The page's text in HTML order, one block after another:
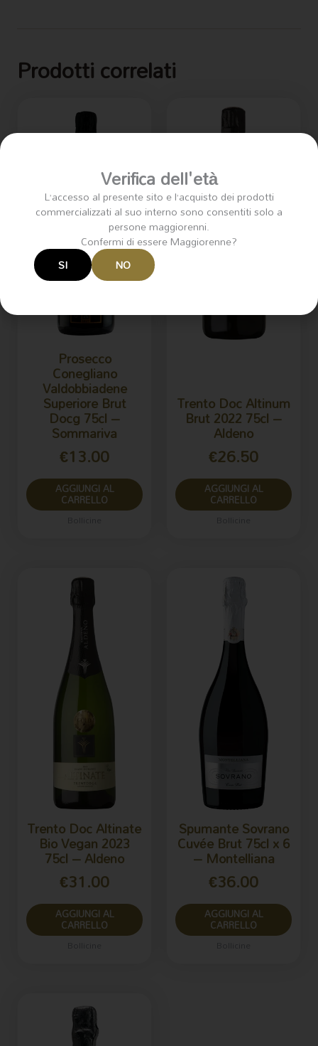
Prodotti correlati
Prosecco
Conegliano
Valdobbiadene
Superiore Brut
Docg 75cl –
Sommariva
€13.00
AGGIUNGI AL
CARRELLO
Trento Doc Altinum
Brut 2022 75cl –
Aldeno
€26.50
AGGIUNGI AL
CARRELLO
Trento Doc Altinate
Bio Vegan 2023
75cl – Aldeno
€31.00
AGGIUNGI AL
CARRELLO
Spumante Sovrano
Cuvée Brut 75cl x 6
– Montelliana
€36.00
AGGIUNGI AL
CARRELLO
Verifica dell'età
L’accesso al presente sito e l’acquisto dei prodotti
commercializzati al suo interno sono consentiti solo a
persone maggiorenni.
Confermi di essere Maggiorenne?
SI NO